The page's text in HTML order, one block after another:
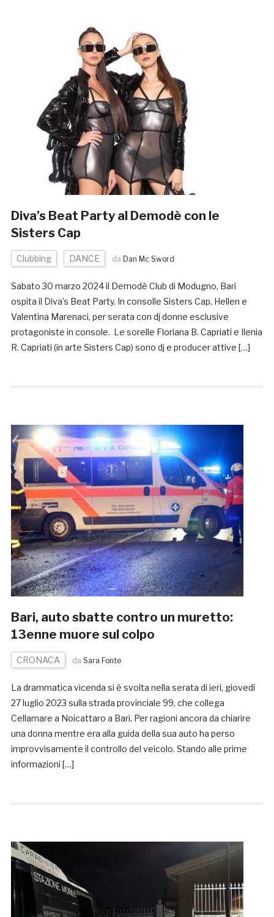
Diva’s Beat Party al Demodè con le
Sisters Cap
Clubbing DANCE da Dan Mc Sword
Sabato 30 marzo 2024 il Demodè Club di Modugno, Bari
ospita il Diva’s Beat Party. In consolle Sisters Cap, Hellen e
Valentina Marenaci, per serata con dj donne esclusive
protagoniste in console. Le sorelle Floriana B. Capriati e Ilenia
R. Capriati (in arte Sisters Cap) sono dj e producer attive […]
Bari, auto sbatte contro un muretto:
13enne muore sul colpo
CRONACA da Sara Fonte
La drammatica vicenda si è svolta nella serata di ieri, giovedì
27 luglio 2023 sulla strada provinciale 99, che collega
Cellamare a Noicattaro a Bari. Per ragioni ancora da chiarire
una donna mentre era alla guida della sua auto ha perso
improvvisamente il controllo del veicolo. Stando alle prime
informazioni […]